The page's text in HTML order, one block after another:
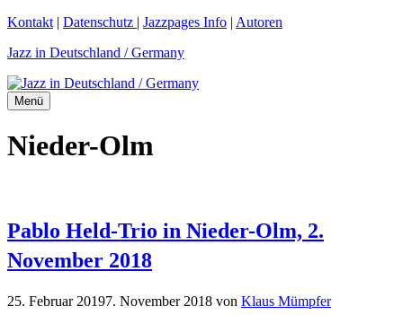
Zum
springen
Kontakt | Datenschutz | Jazzpages Info | Autoren
Jazz in Deutschland / Germany
Menü
Nieder-Olm
Pablo Held-Trio in Nieder-Olm, 2.
November 2018
25. Februar 20197. November 2018 von Klaus Mümpfer